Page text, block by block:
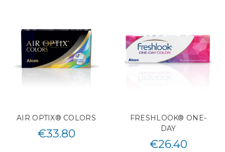
AIR OPTIX® COLORS
€33.80
FRESHLOOK® ONE-
DAY
€26.40